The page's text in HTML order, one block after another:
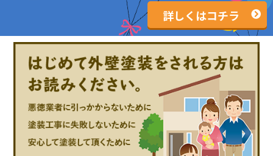
詳しくはコチラ